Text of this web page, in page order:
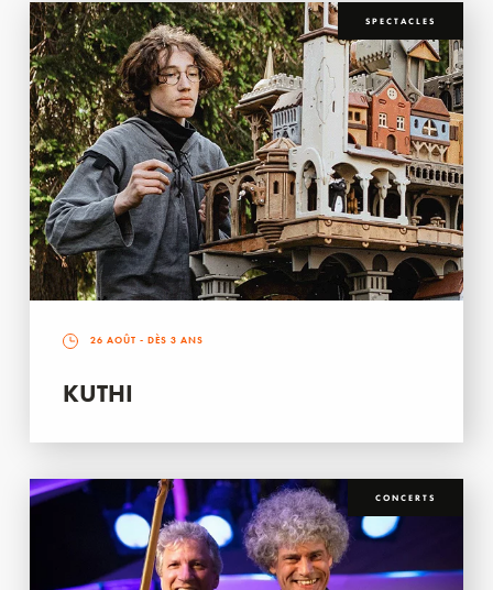
SPECTACLES
26 AOÛT - DÈS 3 ANS
KUTHI
CONCERTS